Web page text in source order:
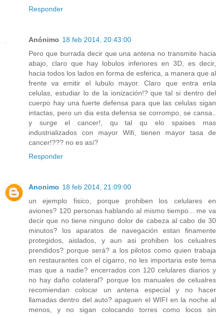
Responder
Anónimo 18 feb 2014, 20:43:00
Pero que burrada decir que una antena no transmite hacia
abajo, claro que hay lobulos inferiores en 3D, es decir,
hacia todos los lados en forma de esferica, a manera que al
frente va emitir el lubulo mayor. Claro que entra enla
celulas, estudiar lo de la ionización!? que tal si dentro del
cuerpo hay una fuerte defensa para que las celulas sigan
intactas, pero un dia esta defensa se corrompo, se cansa..
y surge el cancer!, qu tal qu elo spaises mas
industrializados con mayor Wifi, tienen mayor tasa de
cancer!??? no es así?
Responder
Anonimo 18 feb 2014, 21:09:00
un ejemplo fisico, porque prohiben los celulares en
aviones? 120 personas hablando al mismo tiempo... me va
decir que no tiene ninguno dolor de cabeza al cabo de 30
minutos? los aparatos de navegación estan finamente
protegidos, aislados, y aun asi prohiben los celualres
prendidos? porque será? a los pilotos como quien trabaja
en restaurantes con el cigarro, no les importaria este tema
mas que a nadie? encerrados con 120 celulares diarios y
no hay daño colateral? porque los manuales de celualres
recomiendan colocar un antena especial y no hacer
llamadas dentro del auto? apaguen el WIFI en la noche al
menos, y no sigan colocando torres como locos sin